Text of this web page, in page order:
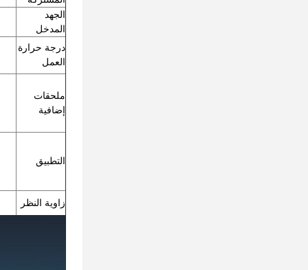
الجهد
المدخل
درجة حرارة
العمل
ملحقات
إضافية
التطبيق
زاوية النظر